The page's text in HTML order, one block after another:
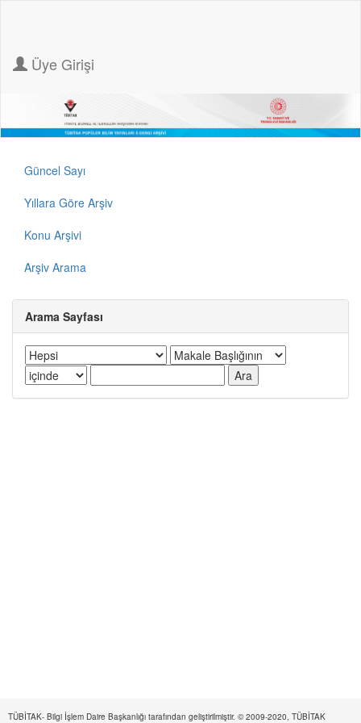
Üye Girişi
Güncel Sayı
Yıllara Göre Arşiv
Konu Arşivi
Arşiv Arama
Arama Sayfası
TÜBİTAK- Bilgi İşlem Daire Başkanlığı tarafından geliştirilmiştir. © 2009-2020, TÜBİTAK